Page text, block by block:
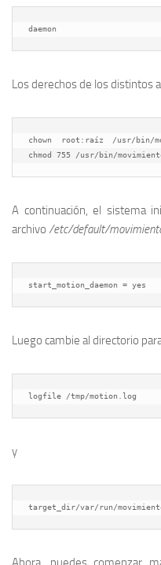
daemon
Los derechos de los distintos
chown root:raíz /usr/bin/
chmod 755 /usr/bin/
A continuación, el sistema
archivo /etc/default/
start_motion_daemon = yes
Luego cambie al directorio
logfile /tmp/motion.log
y
target_dir/var/run/